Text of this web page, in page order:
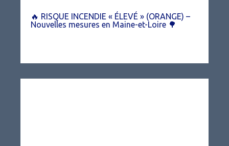
🔥 RISQUE INCENDIE « ÉLEVÉ » (ORANGE) –
Nouvelles mesures en Maine-et-Loire 🌳